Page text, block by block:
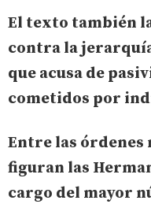
El texto también
contra la
que acusa de
cometidos por
Entre las órdenes
figuran las
cargo del mayor